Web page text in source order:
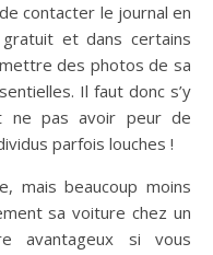
contacter le journal en
et dans certains
des photos de sa
Il faut donc s’y
ne pas avoir peur de
parfois louches !
mais beaucoup moins
sa voiture chez un
avantageux si vous